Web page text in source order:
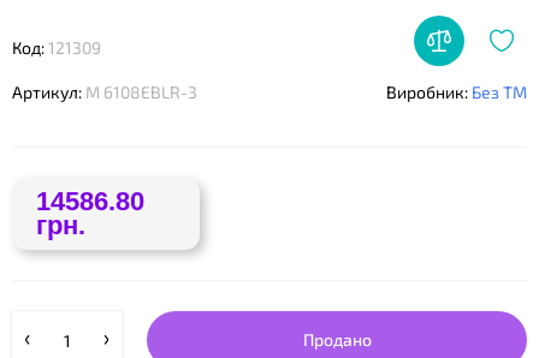
Код:121309
Артикул: M 6108EBLR-3 Виробник: Без ТМ
14586.80
грн.
Продано